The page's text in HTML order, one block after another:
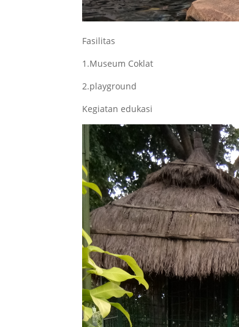
Fasilitas
1.Museum Coklat
2.playground
Kegiatan edukasi